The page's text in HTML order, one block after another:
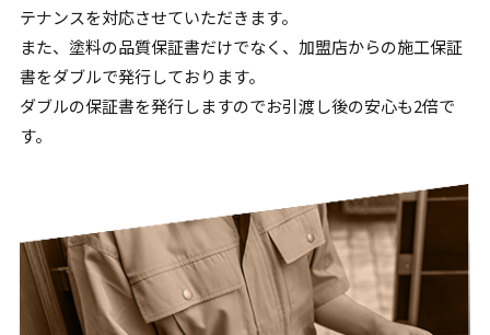
テナンスを対応させていただきます。
また、塗料の品質保証書だけでなく、加盟店からの施工保証
書をダブルで発行しております。
ダブルの保証書を発行しますのでお引渡し後の安心も2倍で
す。